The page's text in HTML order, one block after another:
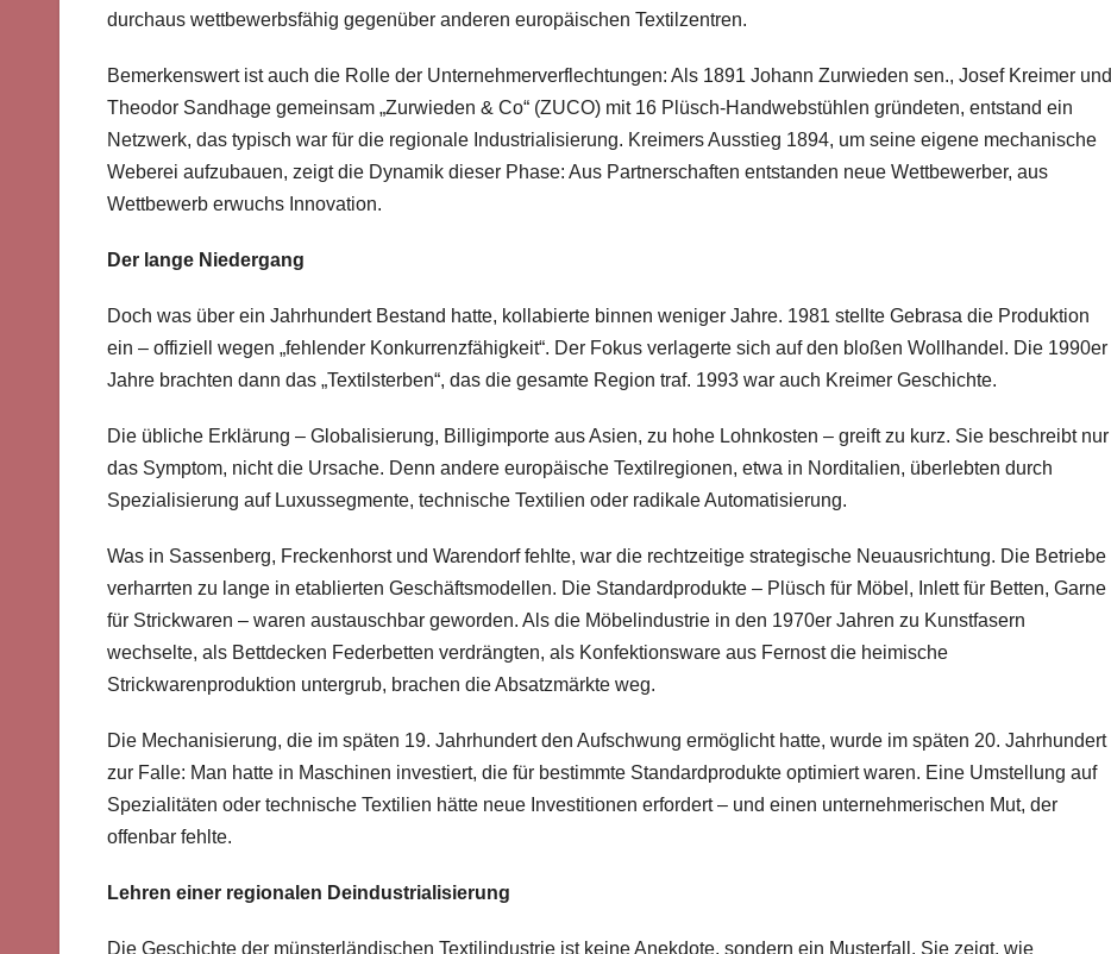
durchaus wettbewerbsfähig gegenüber anderen europäischen Textilzentren.
Bemerkenswert ist auch die Rolle der Unternehmerverflechtungen: Als 1891 Johann Zurwieden sen., Josef Kreimer und
Theodor Sandhage gemeinsam „Zurwieden & Co“ (ZUCO) mit 16 Plüsch-Handwebstühlen gründeten, entstand ein
Netzwerk, das typisch war für die regionale Industrialisierung. Kreimers Ausstieg 1894, um seine eigene mechanische
Weberei aufzubauen, zeigt die Dynamik dieser Phase: Aus Partnerschaften entstanden neue Wettbewerber, aus
Wettbewerb erwuchs Innovation.
Der lange Niedergang
Doch was über ein Jahrhundert Bestand hatte, kollabierte binnen weniger Jahre. 1981 stellte Gebrasa die Produktion
ein – offiziell wegen „fehlender Konkurrenzfähigkeit“. Der Fokus verlagerte sich auf den bloßen Wollhandel. Die 1990er
Jahre brachten dann das „Textilsterben“, das die gesamte Region traf. 1993 war auch Kreimer Geschichte.
Die übliche Erklärung – Globalisierung, Billigimporte aus Asien, zu hohe Lohnkosten – greift zu kurz. Sie beschreibt nur
das Symptom, nicht die Ursache. Denn andere europäische Textilregionen, etwa in Norditalien, überlebten durch
Spezialisierung auf Luxussegmente, technische Textilien oder radikale Automatisierung.
Was in Sassenberg, Freckenhorst und Warendorf fehlte, war die rechtzeitige strategische Neuausrichtung. Die Betriebe
verharrten zu lange in etablierten Geschäftsmodellen. Die Standardprodukte – Plüsch für Möbel, Inlett für Betten, Garne
für Strickwaren – waren austauschbar geworden. Als die Möbelindustrie in den 1970er Jahren zu Kunstfasern
wechselte, als Bettdecken Federbetten verdrängten, als Konfektionsware aus Fernost die heimische
Strickwarenproduktion untergrub, brachen die Absatzmärkte weg.
Die Mechanisierung, die im späten 19. Jahrhundert den Aufschwung ermöglicht hatte, wurde im späten 20. Jahrhundert
zur Falle: Man hatte in Maschinen investiert, die für bestimmte Standardprodukte optimiert waren. Eine Umstellung auf
Spezialitäten oder technische Textilien hätte neue Investitionen erfordert – und einen unternehmerischen Mut, der
offenbar fehlte.
Lehren einer regionalen Deindustrialisierung
Die Geschichte der münsterländischen Textilindustrie ist keine Anekdote, sondern ein Musterfall. Sie zeigt, wie